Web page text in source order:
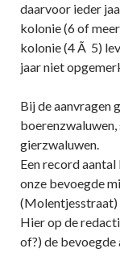
daarvoor ieder
kolonie (6 of
kolonie (4 Ã 5)
jaar niet
Bij de aanvragen
boerenzwaluwen,
gierzwaluwen.
Een record
onze bevoegde
(Molentjesstraat)
Hier op de
of?) de